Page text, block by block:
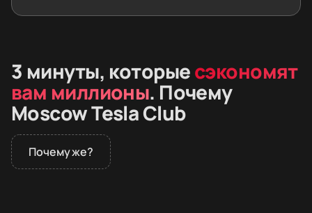
3 минуты, которыесэкономят
вам миллионы. Почему
Moscow Tesla Club
Почему же?